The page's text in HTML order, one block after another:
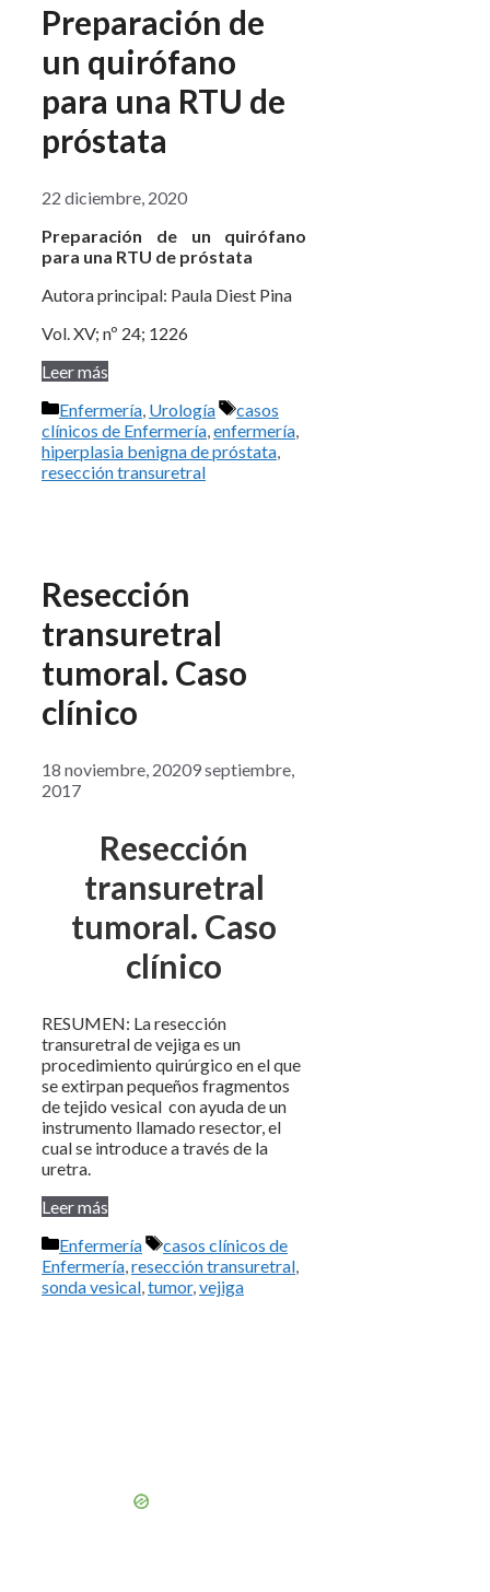
Preparación de
un quirófano
para una RTU de
próstata
22 diciembre, 2020
Preparación de un quirófano
para una RTU de próstata
Autora principal: Paula Diest Pina
Vol. XV; nº 24; 1226
Leer más
Categorías
Enfermería Urología Etiquetas
casos
clínicos de Enfermería enfermería
hiperplasia benigna de próstata
resección transuretral
Resección
transuretral
tumoral. Caso
clínico
18 noviembre, 20209 septiembre,
2017
Resección
transuretral
tumoral. Caso
clínico
RESUMEN: La resección
transuretral de vejiga es un
procedimiento quirúrgico en el que
se extirpan pequeños fragmentos
de tejido vesical con ayuda de un
instrumento llamado resector, el
cual se introduce a través de la
uretra.
Leer más
Categorías
Enfermería Etiquetas
casos clínicos de
Enfermería,resección transuretral,
sonda vesical,tumor,vejiga